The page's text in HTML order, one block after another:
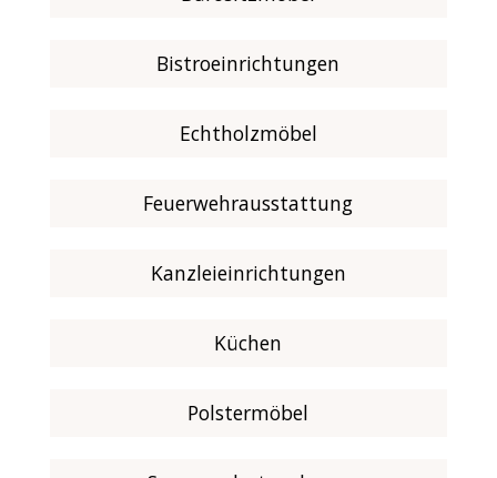
Bistroeinrichtungen
Echtholzmöbel
Feuerwehrausstattung
Kanzleieinrichtungen
Küchen
Polstermöbel